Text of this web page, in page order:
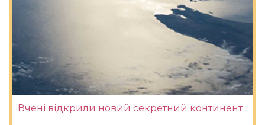
Вчені відкрили новий секретний континент